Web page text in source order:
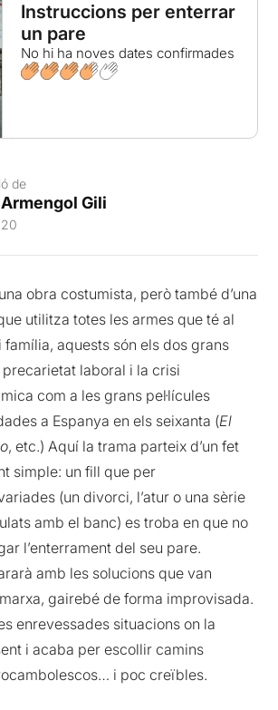
Instruccions per enterrar
un pare
No hi ha noves dates confirmades
de
Gili
obra costumista, però també d’una
utilitza totes les armes que té al
família, aquests són els dos grans
precarietat laboral i la crisi
com a les grans pel·lícules
a Espanya en els seixanta (El
, etc.) Aquí la trama parteix d’un fet
simple: un fill que per
(un divorci, l’atur o una sèrie
amb el banc) es troba en que no
l’enterrament del seu pare.
amb les solucions que van
gairebé de forma improvisada.
enrevessades situacions on la
i acaba per escollir camins
i poc creïbles.